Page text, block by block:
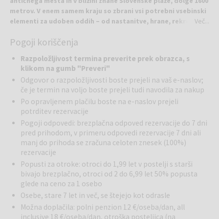
metrov. V enem samem kraju so zbrani vsi potrebni vsebinski
elementi za udoben oddih – od nastanitve, hrane, rekreacije
galerije, zobozdravniške in ambulantne ordinacije, frizerski in
kozmetični saloni, športna igrišča in bazeni. Slovenska plaža je kot
mali mestec, kjer prevladuje zelenje. Turistični kompleks Slovenska
plaža je ponosni prejemnik Eco label certifikata, certifikata
Evropske unije, ki potrjuje zavezanost varovanju okolja. Ta certifikat
obvezuje naselje, da svoje poslovanje temelji na trajnostnem
razvoju ob minimalnem vplivu na naravne vire, s čimer je Slovenska
plaža postala zelena oaza Budve. S svojo arhitekturo in okoljem
ponuja mediteranski ambient, bližino Slovenske plaže in številne
možnosti za aktivni oddih, zaradi česar je to edinstvena destinacija.
Kompleks ponuja dva bazena: Kids Pool in Rondo, pri čemer je
uporaba plažnih rekvizitov vključena v ceno. Kids Pool je bazen s
sladko vodo, namenjen najmlajšim, z drčami, gumijastim gradom in
dnevno animacijo. Zvečer se na bazenu odvijajo otroške predstave.
Rondo je bazen s slano vodo, idealen za sprostitev, z jacuzzijem in
večerno animacijo. V sklopu bazena Rondo se nahaja koktajl bar, kjer
Več...
Pogoji koriščenja
Razpoložljivost termina preverite prek obrazca, s
klikom na gumb "Preveri"
Odgovor o razpoložljivosti boste prejeli na vaš e-naslov;
če je termin na voljo boste prejeli tudi navodila za nakup
Po opravljenem plačilu boste na e-naslov prejeli
potrditev rezervacije
Pogoji odpovedi: brezplačna odpoved rezervacije do 7 dni
pred prihodom, v primeru odpovedi rezervacije 7 dni ali
manj do prihoda se zračuna celoten znesek (100%)
rezervacije
Popusti za otroke: otroci do 1,99 let v postelji s starši
bivajo brezplačno, otroci od 2 do 6,99 let 50% popusta
glede na ceno za 1 osebo
Osebe, stare 7 let in več, se štejejo kot odrasle
Možna doplačila: polni penzion 12 €/oseba/dan, all
inclusive 18 €/oseba/dan, otroška posteljica (na